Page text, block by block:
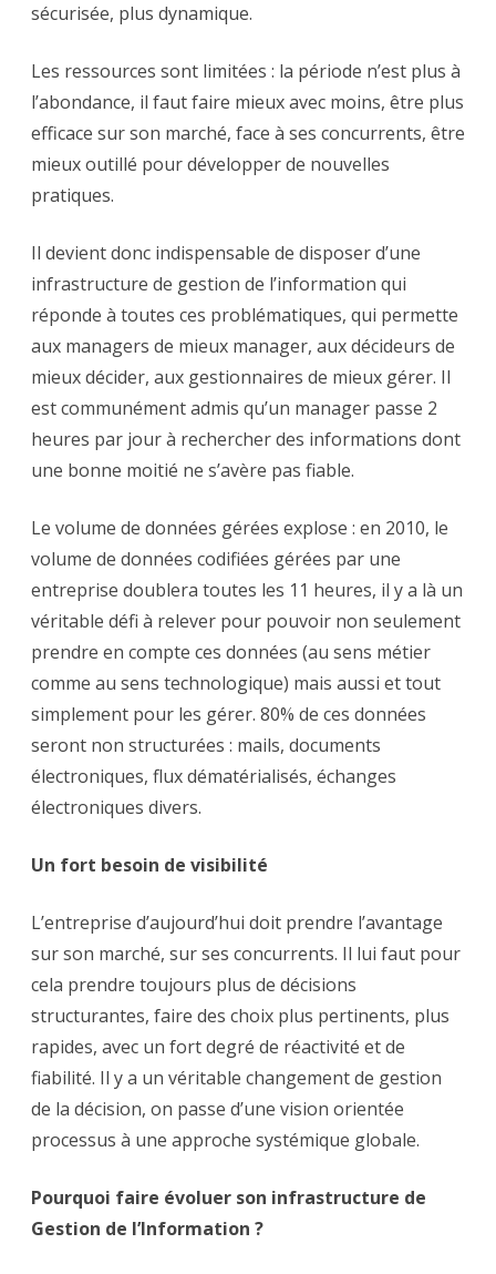
sécurisée, plus dynamique.
Les ressources sont limitées : la période n’est plus à
l’abondance, il faut faire mieux avec moins, être plus
efficace sur son marché, face à ses concurrents, être
mieux outillé pour développer de nouvelles
pratiques.
Il devient donc indispensable de disposer d’une
infrastructure de gestion de l’information qui
réponde à toutes ces problématiques, qui permette
aux managers de mieux manager, aux décideurs de
mieux décider, aux gestionnaires de mieux gérer. Il
est communément admis qu’un manager passe 2
heures par jour à rechercher des informations dont
une bonne moitié ne s’avère pas fiable.
Le volume de données gérées explose : en 2010, le
volume de données codifiées gérées par une
entreprise doublera toutes les 11 heures, il y a là un
véritable défi à relever pour pouvoir non seulement
prendre en compte ces données (au sens métier
comme au sens technologique) mais aussi et tout
simplement pour les gérer. 80% de ces données
seront non structurées : mails, documents
électroniques, flux dématérialisés, échanges
électroniques divers.
Un fort besoin de visibilité
L’entreprise d’aujourd’hui doit prendre l’avantage
sur son marché, sur ses concurrents. Il lui faut pour
cela prendre toujours plus de décisions
structurantes, faire des choix plus pertinents, plus
rapides, avec un fort degré de réactivité et de
fiabilité. Il y a un véritable changement de gestion
de la décision, on passe d’une vision orientée
processus à une approche systémique globale.
Pourquoi faire évoluer son infrastructure de
Gestion de l’Information ?